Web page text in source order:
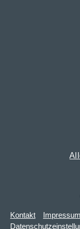
Kontakt Impressum